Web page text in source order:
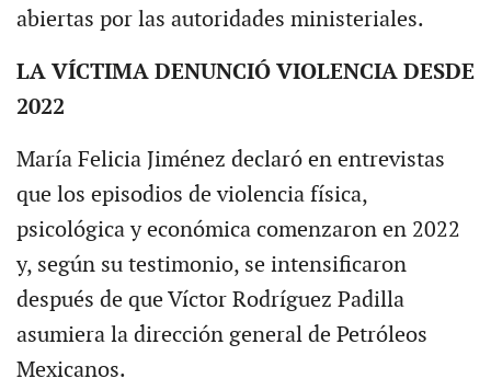
abiertas por las autoridades ministeriales.
LA VÍCTIMA DENUNCIÓ VIOLENCIA DESDE
2022
María Felicia Jiménez declaró en entrevistas
que los episodios de violencia física,
psicológica y económica comenzaron en 2022
y, según su testimonio, se intensificaron
después de que Víctor Rodríguez Padilla
asumiera la dirección general de Petróleos
Mexicanos.